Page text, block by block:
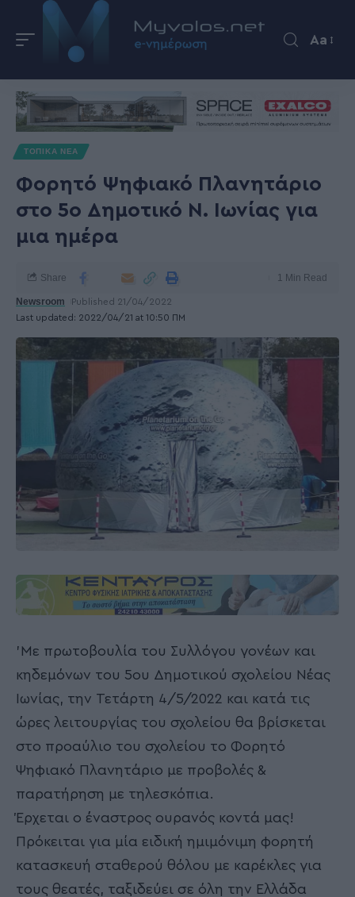
Aa
ΤΟΠΙΚΑ ΝΕΑ
Φορητό Ψηφιακό Πλανητάριο
στο 5ο Δημοτικό Ν. Ιωνίας για
μια ημέρα
Last updated: 2022/04/21 at 10:50 ΠΜ
Newsroom Published 21/04/2022
Share 1 Min Read
'Με πρωτοβουλία του Συλλόγου γονέων και
κηδεμόνων του 5ου Δημοτικού σχολείου Νέας
Ιωνίας, την Τετάρτη 4/5/2022 και κατά τις
ώρες λειτουργίας του σχολείου θα βρίσκεται
στο προαύλιο του σχολείου το Φορητό
Ψηφιακό Πλανητάριο με προβολές &
παρατήρηση με τηλεσκόπια.
Έρχεται ο έναστρος ουρανός κοντά μας!
Πρόκειται για μία ειδική ημιμόνιμη φορητή
κατασκευή σταθερού θόλου με καρέκλες για
τους θεατές, ταξιδεύει σε όλη την Ελλάδα